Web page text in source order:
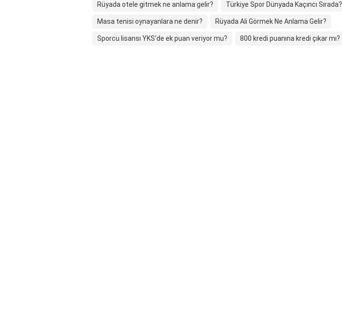
Rüyada otele gitmek ne anlama gelir? Türkiye Spor Dünyada Kaçıncı Sırada?
Masa tenisi oynayanlara ne denir? Rüyada Ali Görmek Ne Anlama Gelir?
Sporcu lisansı YKS'de ek puan veriyor mu? 800 kredi puanına kredi çıkar mı?